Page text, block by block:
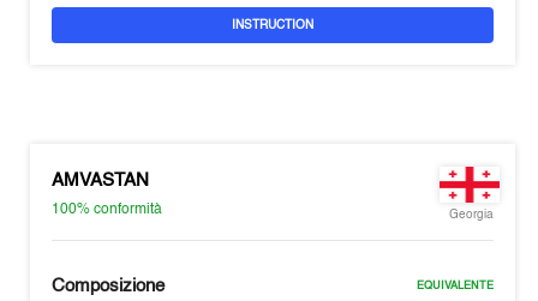
INSTRUCTION
AMVASTAN
100%conformità Georgia
Composizione EQUIVALENTE